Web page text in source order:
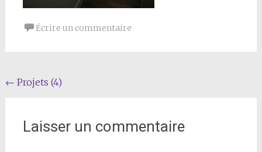
Écrire un commentaire
Navigation
l'article
← Projets (4)
Laisser un commentaire